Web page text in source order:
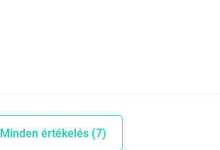
Minden értékelés (7)